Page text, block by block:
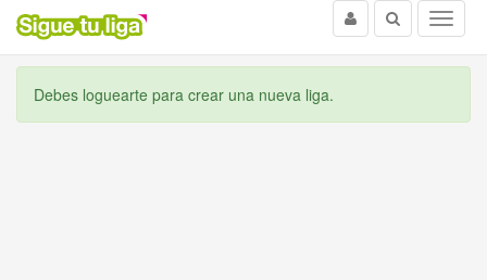
Menu
Buscar
Usuario
Debes loguearte para crear una nueva liga.